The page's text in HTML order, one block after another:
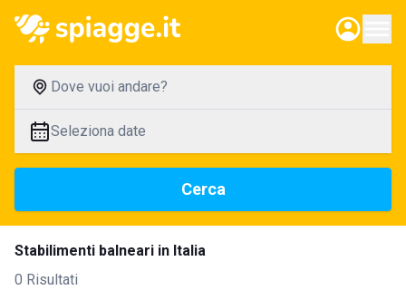
Dove vuoi andare?
Seleziona date
Cerca
Stabilimenti balneari in Italia
0 Risultati